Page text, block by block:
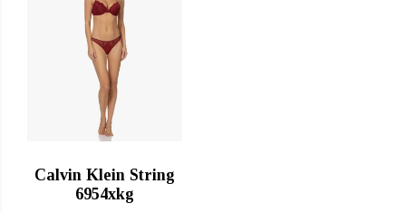
Calvin Klein String
6954xkg